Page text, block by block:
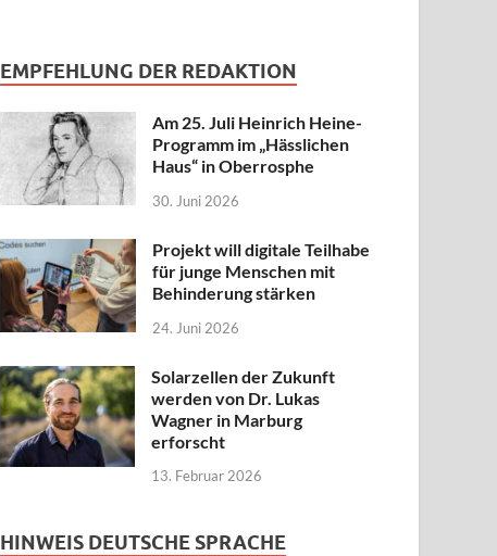
EMPFEHLUNG DER REDAKTION
Am 25. Juli Heinrich Heine-
Programm im „Hässlichen
Haus“ in Oberrosphe
30. Juni 2026
Projekt will digitale Teilhabe
für junge Menschen mit
Behinderung stärken
24. Juni 2026
Solarzellen der Zukunft
werden von Dr. Lukas
Wagner in Marburg
erforscht
13. Februar 2026
HINWEIS DEUTSCHE SPRACHE